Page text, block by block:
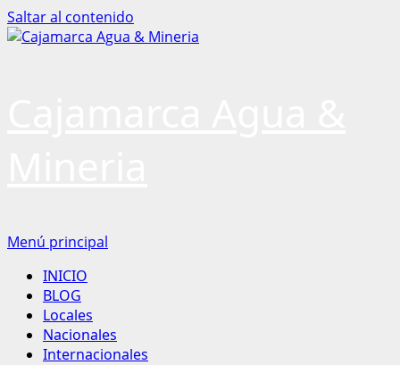
Saltar al contenido
Menú principal
INICIO
BLOG
Locales
Nacionales
Internacionales